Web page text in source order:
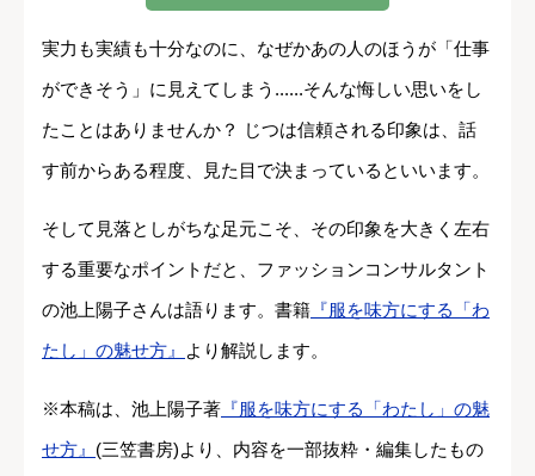
実力も実績も十分なのに、なぜかあの人のほうが「仕事
ができそう」に見えてしまう......そんな悔しい思いをし
たことはありませんか？ じつは信頼される印象は、話
す前からある程度、見た目で決まっているといいます。
そして見落としがちな足元こそ、その印象を大きく左右
する重要なポイントだと、ファッションコンサルタント
の池上陽子さんは語ります。書籍 『服を味方にする「わ
たし」の魅せ方』
より解説します。
※本稿は、池上陽子著 『服を味方にする「わたし」の魅
せ方』 (三笠書房)より、内容を一部抜粋・編集したもの